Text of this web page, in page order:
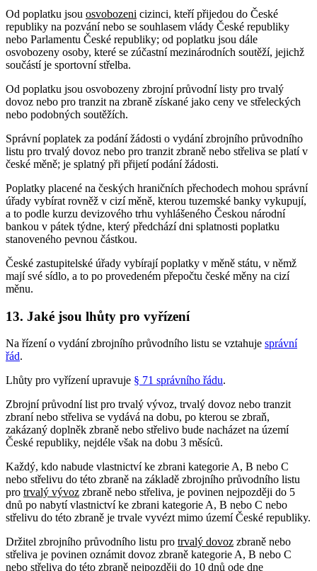
Od poplatku jsou osvobozeni cizinci, kteří přijedou do České
republiky na pozvání nebo se souhlasem vlády České republiky
nebo Parlamentu České republiky; od poplatku jsou dále
osvobozeny osoby, které se zúčastní mezinárodních soutěží, jejichž
součástí je sportovní střelba.
Od poplatku jsou osvobozeny zbrojní průvodní listy pro trvalý
dovoz nebo pro tranzit na zbraně získané jako ceny ve střeleckých
nebo podobných soutěžích.
Správní poplatek za podání žádosti o vydání zbrojního průvodního
listu pro trvalý dovoz nebo pro tranzit zbraně nebo střeliva se platí v
české měně; je splatný při přijetí podání žádosti.
Poplatky placené na českých hraničních přechodech mohou správní
úřady vybírat rovněž v cizí měně, kterou tuzemské banky vykupují,
a to podle kurzu devizového trhu vyhlášeného Českou národní
bankou v pátek týdne, který předchází dni splatnosti poplatku
stanoveného pevnou částkou.
České zastupitelské úřady vybírají poplatky v měně státu, v němž
mají své sídlo, a to po provedeném přepočtu české měny na cizí
měnu.
13. Jaké jsou lhůty pro vyřízení
Na řízení o vydání zbrojního průvodního listu se vztahuje správní
řád.
Lhůty pro vyřízení upravuje § 71 správního řádu.
Zbrojní průvodní list pro trvalý vývoz, trvalý dovoz nebo tranzit
zbraní nebo střeliva se vydává na dobu, po kterou se zbraň,
zakázaný doplněk zbraně nebo střelivo bude nacházet na území
České republiky, nejdéle však na dobu 3 měsíců.
Každý, kdo nabude vlastnictví ke zbrani kategorie A, B nebo C
nebo střelivu do této zbraně na základě zbrojního průvodního listu
pro trvalý vývoz zbraně nebo střeliva, je povinen nejpozději do 5
dnů po nabytí vlastnictví ke zbrani kategorie A, B nebo C nebo
střelivu do této zbraně je trvale vyvézt mimo území České republiky.
Držitel zbrojního průvodního listu pro trvalý dovoz zbraně nebo
střeliva je povinen oznámit dovoz zbraně kategorie A, B nebo C
nebo střeliva do této zbraně nejpozději do 10 dnů ode dne